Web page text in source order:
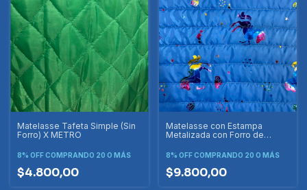
Matelasse Tafeta Simple (Sin
Forro) X METRO
8% OFFCOMPRANDO 20 O MÁS
$4.800,00
Matelasse con Estampa
Metalizada con Forro de
8% OFF COMPRANDO 20 O MÁS
$9.800,00